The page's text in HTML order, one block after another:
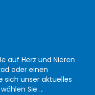
auf Herz und Nieren
oder einen
sich unser aktuelles
Sie ...